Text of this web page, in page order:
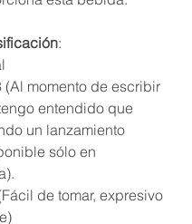
:
(Al momento de escribir
entendido que
un lanzamiento
sólo en
de tomar, expresivo